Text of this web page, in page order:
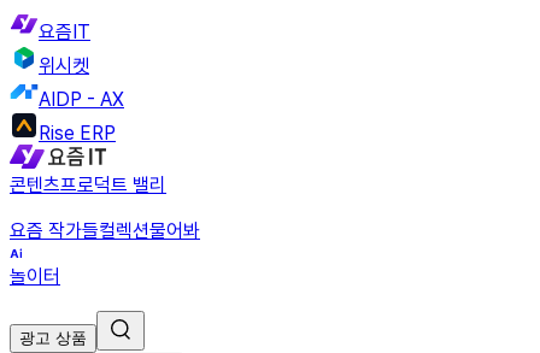
요즘IT
위시켓
AIDP - AX
Rise ERP
콘텐츠프로덕트 밸리
요즘 작가들컬렉션물어봐
놀이터
광고 상품